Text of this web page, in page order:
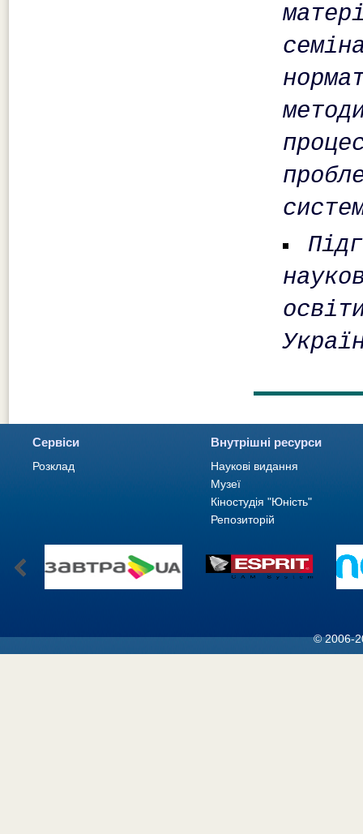
Сервіси
Розклад
Внутрішні ресурси
Наукові видання
Музеї
Кіностудія "Юність"
Репозиторій
© 2006-